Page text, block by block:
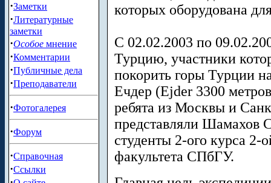
·Заметки
·Литературные
заметки
·Особое мнение
·Комментарии
·Публичные дела
·Преподаватели
·Фотогалерея
·Форум
·Справочная
·Ссылки
которых оборудована
С 02.02.2003 по
Турцию, участники
покорить горы Турции
Ечдер (Ejder 3300
ребята из Москвы и
представляли Шамахов
студенты 2-ого курса
факультета СПбГУ.